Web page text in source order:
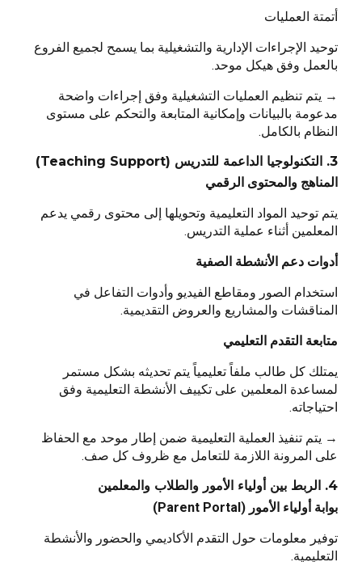
أتمتة العمليات
توحيد الإجراءات الإدارية والتشغيلية بما يسمح لجميع الفروع
بالعمل وفق هيكل موحد.
→ يتم تنظيم العمليات التشغيلية وفق إجراءات واضحة
مدعومة بالبيانات وإمكانية المتابعة والتحكم على مستوى
النظام بالكامل.
3. التكنولوجيا الداعمة للتدريس (Teaching Support)
المناهج والمحتوى الرقمي
يتم توحيد المواد التعليمية وتحويلها إلى محتوى رقمي يدعم
المعلمين أثناء عملية التدريس.
أدوات دعم الأنشطة الصفية
استخدام الصور ومقاطع الفيديو وأدوات التفاعل في
المناقشات والمشاريع والعروض التقديمية.
متابعة التقدم التعليمي
يمتلك كل طالب ملفاً تعليمياً يتم تحديثه بشكل مستمر
لمساعدة المعلمين على تكييف الأنشطة التعليمية وفق
احتياجاته.
→ يتم تنفيذ العملية التعليمية ضمن إطار موحد مع الحفاظ
على المرونة اللازمة للتعامل مع ظروف كل صف.
4. الربط بين أولياء الأمور والطلاب والمعلمين
بوابة أولياء الأمور (Parent Portal)
توفير معلومات حول التقدم الأكاديمي والحضور والأنشطة
التعليمية.